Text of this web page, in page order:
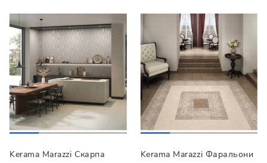
Kerama Marazzi Скарпа Kerama Marazzi Фаральони